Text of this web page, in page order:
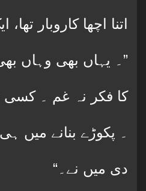
اتنا اچھا کاروبار
۔ یہاں بھی وہاں بھی ۔ نقصان”
کا فکر نہ غم ۔ کسی
۔ پکوڑے بنانے میں
“دی میں نے۔